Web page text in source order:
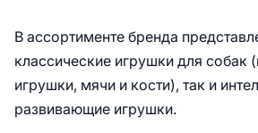
В ассортименте бренда
классические игрушки для
игрушки, мячи и кости), так и
развивающие игрушки.